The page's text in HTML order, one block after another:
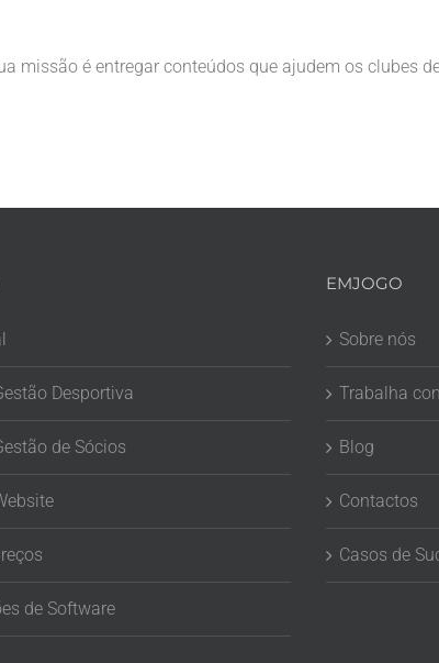
missão é entregar conteúdos que ajudem os clubes
Desportiva
de Sócios
de Software
EMJOGO
Sobre nós
Trabalha
Blog
Contactos
Casos de